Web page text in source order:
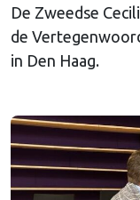
De Zweedse
de
in Den Haag.